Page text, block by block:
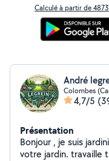
Calculé à partir de
André
Colombes
4,7/5
Présentation
Bonjour , je suis
votre jardin. travaille